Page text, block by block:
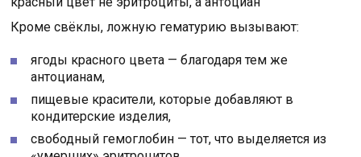
Кроме свёклы, ложную гематурию вызывают:
ягоды красного цвета — благодаря тем же
антоцианам,
пищевые красители, которые добавляют в
кондитерские изделия,
свободный гемоглобин — тот, что выделяется из